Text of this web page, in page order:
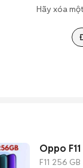
Hãy xóa
Oppo
F11 256 GB